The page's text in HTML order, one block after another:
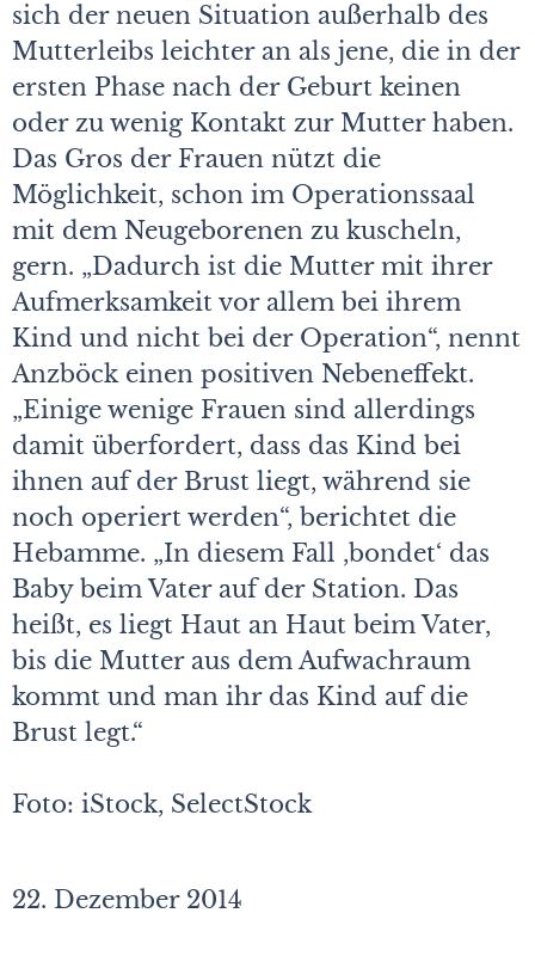
sich der neuen Situation außerhalb des
Mutterleibs leichter an als jene, die in der
ersten Phase nach der Geburt keinen
oder zu wenig Kontakt zur Mutter haben.
Das Gros der Frauen nützt die
Möglichkeit, schon im Operationssaal
mit dem Neugeborenen zu kuscheln,
gern. „Dadurch ist die Mutter mit ihrer
Aufmerksamkeit vor allem bei ihrem
Kind und nicht bei der Operation“, nennt
Anzböck einen positiven Nebeneffekt.
„Einige wenige Frauen sind allerdings
damit überfordert, dass das Kind bei
ihnen auf der Brust liegt, während sie
noch operiert werden“, berichtet die
Hebamme. „In diesem Fall ,bondet‘ das
Baby beim Vater auf der Station. Das
heißt, es liegt Haut an Haut beim Vater,
bis die Mutter aus dem Aufwachraum
kommt und man ihr das Kind auf die
Brust legt.“
Foto: iStock, SelectStock
22. Dezember 2014